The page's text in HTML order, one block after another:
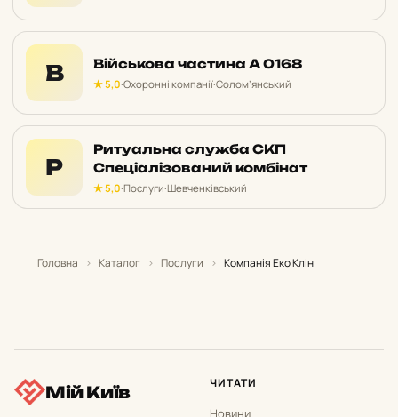
В Військова частина А 0168
★ 5,0·Охоронні компанії·Солом’янський
Р
Ритуальна служба СКП
Спеціалізований комбінат
★ 5,0·Послуги·Шевченківський
Головна › Каталог › Послуги › Компанія Еко Клін
Мій Київ ЧИТАТИ
Новини